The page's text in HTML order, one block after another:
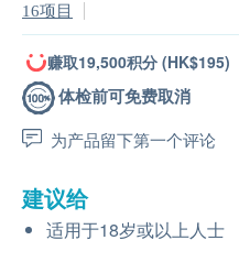
16项目
赚取19,500积分 (HK$195)
体检前可免费取消
为产品留下第一个评论
建议给
适用于18岁或以上人士